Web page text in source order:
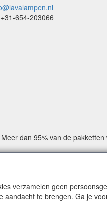
654-203066
dan 95% van de
by Lavalampen.nl
copied or reproduced without
verzamelen geen
te brengen. Ga je